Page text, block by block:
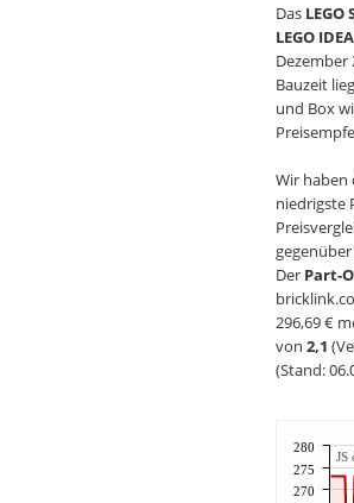
Das
LEGO
Dezember
Bauzeit
und Box
Wir haben
niedrigste
Der Part-
296,69 €
von 2,1
(Stand:
270
275
280
JS